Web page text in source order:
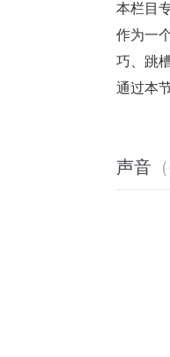
本栏目
作为一
巧、跳
通过本
声音 （